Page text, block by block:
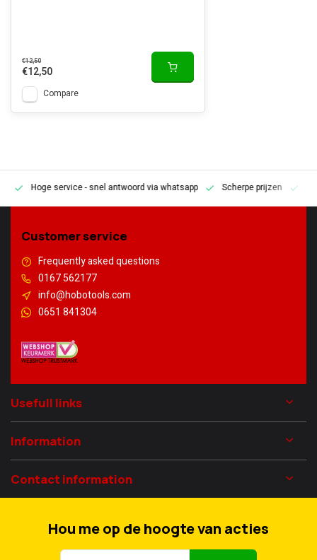
€12,50
€12,50
Compare
Hoge service- snel antwoord via whatsapp Scherpe prijzen
Customer service
Frequently asked questions
0167 562177
info@hobotools.com
0651 841304
Usefull links
Information
Contact information
Hou me op de hoogte van acties